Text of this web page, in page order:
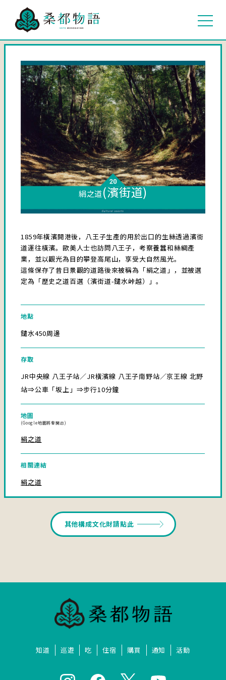
絹之道(濱街道)
1859年橫濱開港後，八王子生產的用於出口的生絲透過濱街
道運往橫濱。歐美人士也訪問八王子，考察養蠶和絲綢產
業，並以觀光為目的攀登高尾山，享受大自然風光。
這條保存了昔日景觀的道路後來被稱為「絹之道」，並被選
定為「歷史之道百選（濱街道-鑓水峠越）」。
地點
鑓水450周邊
存取
JR中央線 八王子站／JR橫濱線 八王子南野站／京王線 北野
站⇒公車「坂上」⇒步行10分鐘
地圖
(Google地圖將會開啟)
絹之道
相關連結
絹之道
其他構成文化財請點此
知道 巡遊 吃 住宿 購買 通知 活動